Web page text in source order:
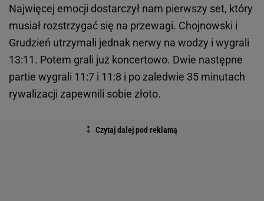
Najwięcej emocji dostarczył nam pierwszy set, który
musiał rozstrzygać się na przewagi. Chojnowski i
Grudzień utrzymali jednak nerwy na wodzy i wygrali
13:11. Potem grali już koncertowo. Dwie następne
partie wygrali 11:7 i 11:8 i po zaledwie 35 minutach
rywalizacji zapewnili sobie złoto.